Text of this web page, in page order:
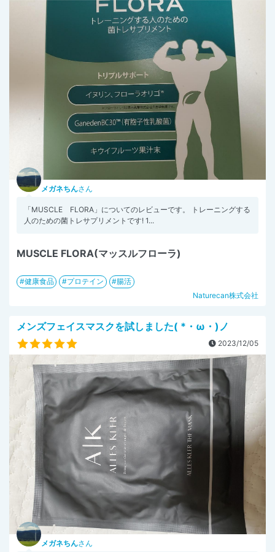
メガネちんさん
「MUSCLE FLORA」についてのレビューです。 トレーニングする
人のための菌トレサプリメントです! ⁡1...
MUSCLE FLORA(マッスルフローラ)
健康食品 プロテイン
腸活
Naturecan株式会社
メンズフェイスマスクを試しました( *・ω・)ノ
2023/12/05
メガネちんさん